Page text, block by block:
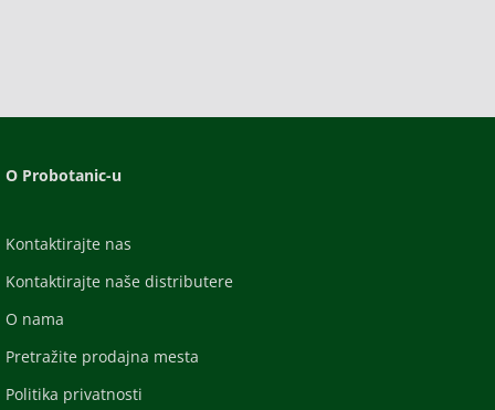
O Probotanic-u
Kontaktirajte nas
Kontaktirajte naše distributere
O nama
Pretražite prodajna mesta
Politika privatnosti